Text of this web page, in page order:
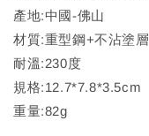
產地:中國-佛山
材質:重型鋼+不沾塗層
耐溫:230度
規格:12.7*7.8*3.5cm
重量:82g